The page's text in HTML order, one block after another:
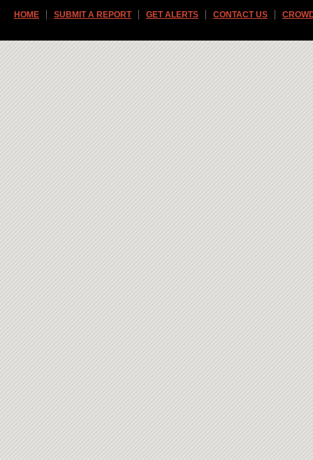
HOME SUBMIT A REPORT GET ALERTS CONTACT US